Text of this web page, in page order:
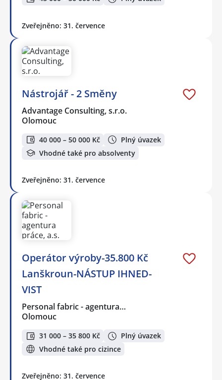
Zveřejněno: 31. července
Nástrojář - 2 Směny
Advantage Consulting, s.r.o.
Olomouc
40 000 – 50 000 Kč
Plný úvazek
Vhodné také pro absolventy
Zveřejněno: 31. července
Operátor výroby-35.800 Kč
Lanškroun-NÁSTUP IHNED-
VIST
Personal fabric - agentura…
Olomouc
31 000 – 35 800 Kč
Plný úvazek
Vhodné také pro cizince
Zveřejněno: 31. července